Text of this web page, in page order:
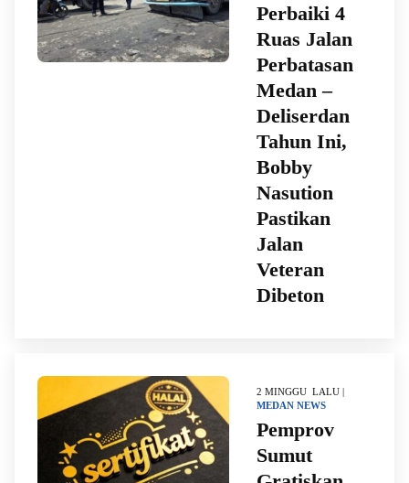
Perbaiki 4
Ruas Jalan
Perbatasan
Medan –
Deliserdan
Tahun Ini,
Bobby
Nasution
Pastikan
Jalan
Veteran
Dibeton
2 MINGGU LALU |
MEDAN NEWS
Pemprov
Sumut